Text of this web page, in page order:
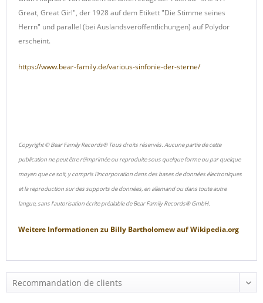
Great, Great Girl", der 1928 auf dem Etikett "Die Stimme seines
Herrn" und parallel (bei Auslandsveröffentlichungen) auf Polydor
erscheint.
https://www.bear-family.de/various-sinfonie-der-sterne/
Copyright © Bear Family Records® Tous droits réservés. Aucune partie de cette
publication ne peut être réimprimée ou reproduite sous quelque forme ou par quelque
moyen que ce soit, y compris l'incorporation dans des bases de données électroniques
et la reproduction sur des supports de données, en allemand ou dans toute autre
langue, sans l'autorisation écrite préalable de Bear Family Records® GmbH.
Weitere Informationen zu Billy BartholomewaufWikipedia.org